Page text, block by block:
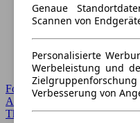
Forum Startseite
Alle Auto-Foren
Themen-Forum
Genaue
Scannen von
Personalisierte
Werbeleistung und
Verbesserung von